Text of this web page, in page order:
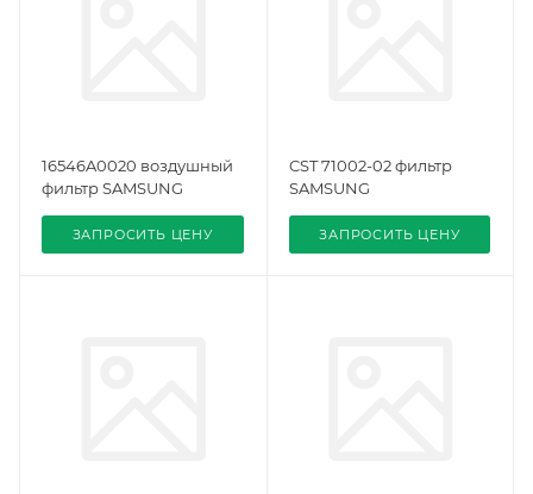
16546A0020 воздушный
фильтр SAMSUNG
ЗАПРОСИТЬ ЦЕНУ
CST 71002-02 фильтр
SAMSUNG
ЗАПРОСИТЬ ЦЕНУ